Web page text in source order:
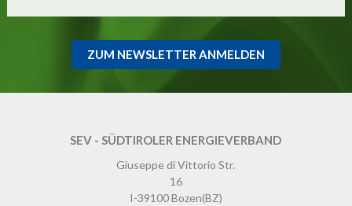
ZUM NEWSLETTER ANMELDEN
SEV - SÜDTIROLER ENERGIEVERBAND
Giuseppe di Vittorio Str.
16
I-39100Bozen(BZ)